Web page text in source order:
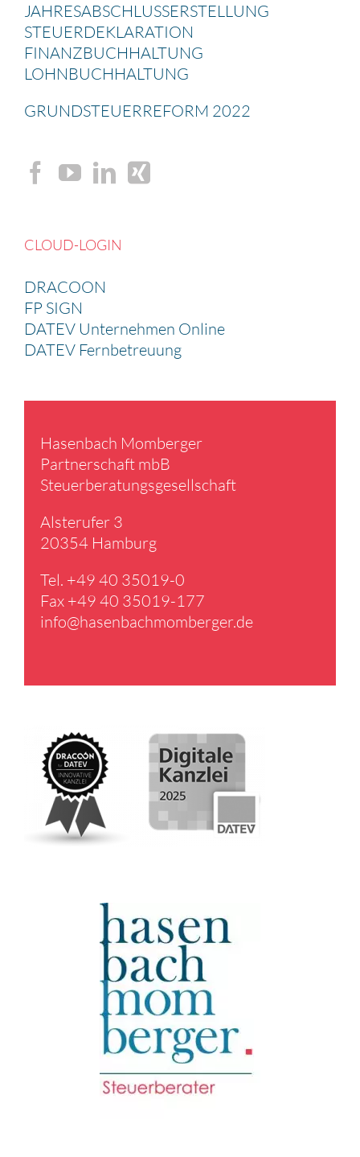
JAHRES­AB­SCHLUSS­ERSTEL­LUNG
STEUER­DE­KLA­RA­TION
FINANZ­BUCH­HAL­TUNG
LOHNBUCH­HAL­TUNG
GRUND­STEU­ER­RE­FORM 2022
CLOUD-LOGIN
DRACOON
FP SIGN
DATEV Unternehmen Online
DATEV Fernbetreuung
Hasen­bach Momberger
Partner­schaft mbB
Steuer­be­ra­tungs­ge­sell­schaft
Alster­ufer 3
20354 Hamburg
Tel. +49 40 35019-0
Fax +49 40 35019-177
info@​hasenbachmomberger.​de